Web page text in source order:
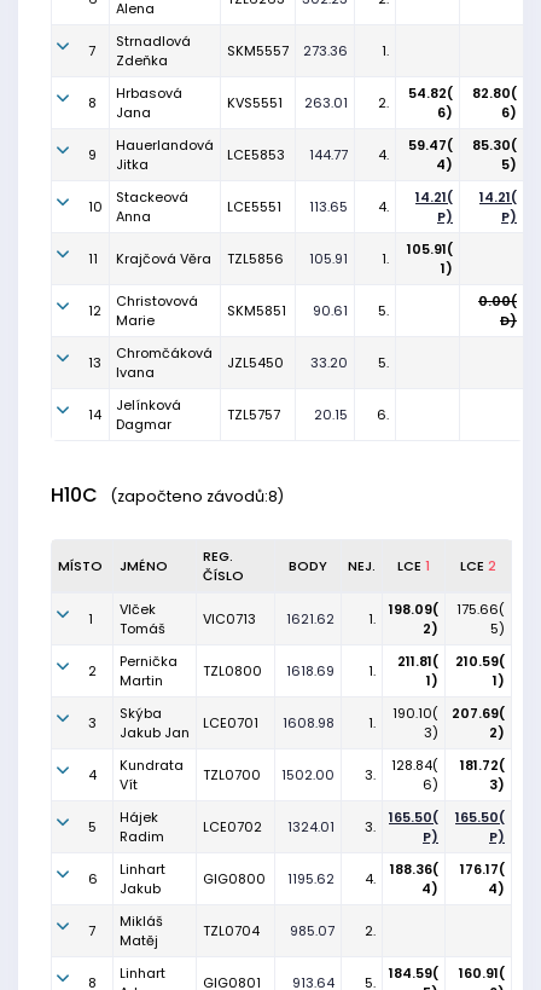
Alena
7
Strnadlová
Zdeňka
SKM5557 273.36 1.
8
Hrbasová
Jana
KVS5551 263.01 2.
54.82(
6)
82.80(
6)
9
Hauerlandová
Jitka
LCE5853 144.77 4.
59.47(
4)
85.30(
5)
10
Stackeová
Anna
LCE5551 113.65 4.
14.21(
P)
14.21(
P)
11 Krajčová Věra TZL5856 105.91 1.
105.91(
1)
12
Christovová
Marie
SKM5851 90.61 5.
0.00(
D)
13
Chromčáková
Ivana
JZL5450 33.20 5.
14
Jelínková
Dagmar
TZL5757 20.15 6.
H10C (započteno závodů:8)
MÍSTO JMÉNO
REG.
ČÍSLO
BODY NEJ. LCE 1 LCE 2
1
Vlček
Tomáš
VIC0713 1621.62 1.
198.09(
2)
175.66(
5)
2
Pernička
Martin
TZL0800 1618.69 1.
211.81(
1)
210.59(
1)
3
Skýba
Jakub Jan
LCE0701 1608.98 1.
190.10(
3)
207.69(
2)
4
Kundrata
Vít
TZL0700 1502.00 3.
128.84(
6)
181.72(
3)
5
Hájek
Radim
LCE0702 1324.01 3.
165.50(
P)
165.50(
P)
6
Linhart
Jakub
GIG0800 1195.62 4.
188.36(
4)
176.17(
4)
7
Mikláš
Matěj
TZL0704 985.07 2.
8
Linhart
GIG0801 913.64 5.
184.59(
160.91(